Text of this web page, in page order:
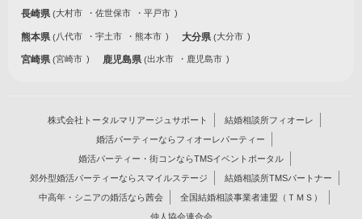
長崎県 大村市 佐世保市 平戸市
熊本県 八代市 宇土市 熊本市 大分県 大分市
宮崎県 宮崎市 鹿児島県 出水市 鹿児島市
株式会社トータルマリアージュサポート
結婚相談所フィオーレ
婚活パーティーならフィオーレパーティー
婚活パーティー・街コンならTMSイベントポータル
郊外型婚活パーティーならスマイルステージ
結婚相談所TMSパートナー
中高年・シニアの婚活なら茜会
全国結婚相談事業者連盟（ＴＭＳ）
仲人協会連合会